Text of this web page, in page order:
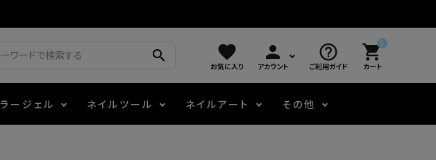
search favorite
お気に入り
person
アカウント
help_outline
ご利用ガイド
0
shopping_cart
カート
ージェル ネイルツール ネイルアート その他